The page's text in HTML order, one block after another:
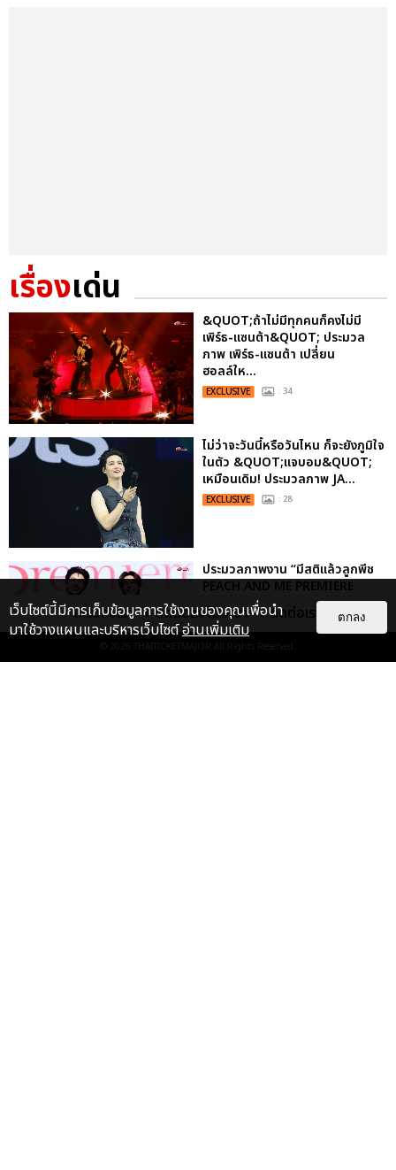
เรื่องเด่น
&QUOT;ถ้าไม่มีทุกคนก็คงไม่มี
เพิร์ธ-แซนต้า&QUOT; ประมวล
ภาพ เพิร์ธ-แซนต้า เปลี่ยน
ฮอลล์ให...
EXCLUSIVE : 34
ไม่ว่าจะวันนี้หรือวันไหน ก็จะยังภูมิใจ
ในตัว &QUOT;แจบอม&QUOT;
เหมือนเดิม! ประมวลภาพ JA...
EXCLUSIVE : 28
ประมวลภาพงาน “มีสติแล้วลูกพีช
PEACH AND ME PREMIERE
NIGHT” ปอนด์-ภูวินทร์ คลั่งรัก
หวา...
EXCLUSIVE
เกี่ยวกับเรา ติดต่อลงโฆษณา ติดต่อเรา
© 2026 THAITICKETMAJOR All Rights Reserved.
เว็บไซต์นี้มีการเก็บข้อมูลการใช้งานของคุณเพื่อนำ
มาใช้วางแผนและบริหารเว็บไซต์อ่านเพิ่มเติม
ตกลง